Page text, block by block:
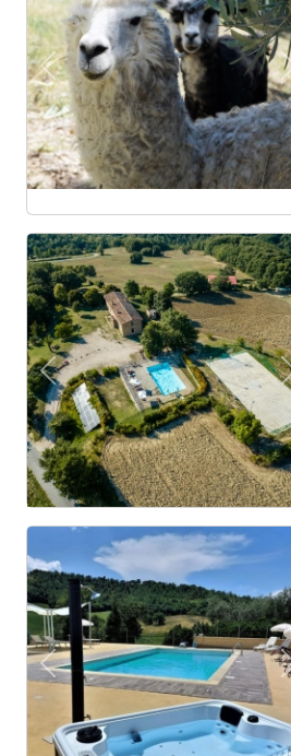
Previous
Previous
Previous